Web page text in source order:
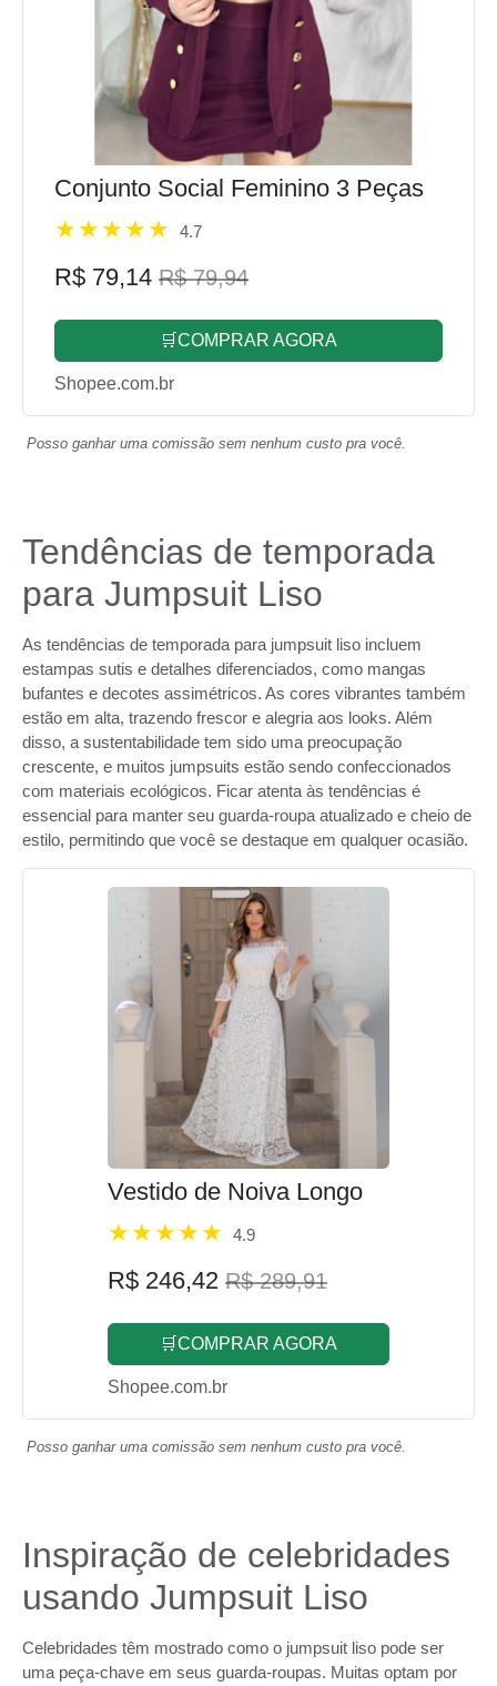
Conjunto Social Feminino 3 Peças
4.7
R$ 79,14 R$ 79,94
🛒COMPRAR AGORA
Shopee.com.br
Posso ganhar uma comissão sem nenhum custo pra você.
Tendências de temporada
para Jumpsuit Liso
As tendências de temporada para jumpsuit liso incluem
estampas sutis e detalhes diferenciados, como mangas
bufantes e decotes assimétricos. As cores vibrantes também
estão em alta, trazendo frescor e alegria aos looks. Além
disso, a sustentabilidade tem sido uma preocupação
crescente, e muitos jumpsuits estão sendo confeccionados
com materiais ecológicos. Ficar atenta às tendências é
essencial para manter seu guarda-roupa atualizado e cheio de
estilo, permitindo que você se destaque em qualquer ocasião.
Vestido de Noiva Longo
4.9
R$ 246,42 R$ 289,91
🛒COMPRAR AGORA
Shopee.com.br
Posso ganhar uma comissão sem nenhum custo pra você.
Inspiração de celebridades
usando Jumpsuit Liso
Celebridades têm mostrado como o jumpsuit liso pode ser
uma peça-chave em seus guarda-roupas. Muitas optam por